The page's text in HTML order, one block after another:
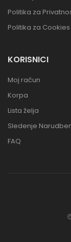
Politika za
Politika za Cookies
KORISNICI
Moj račun
Korpa
Lista želja
Sledenje
FAQ